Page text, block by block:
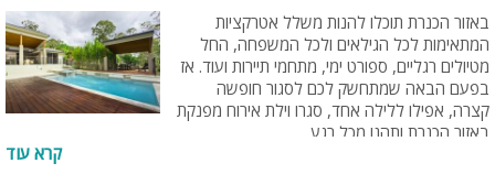
באזור הכנרת תוכלו להנות משלל אטרקציות
המתאימות לכל הגילאים ולכל המשפחה, החל
מטיולים רגליים, ספורט ימי, מתחמי תיירות ועוד. אז
בפעם הבאה שמתחשק לכם לסגור חופשה
קצרה, אפילו ללילה אחד, סגרו וילת אירוח מפנקת
באזור הכנרת ותהנו מכל רגע.
קרא עוד